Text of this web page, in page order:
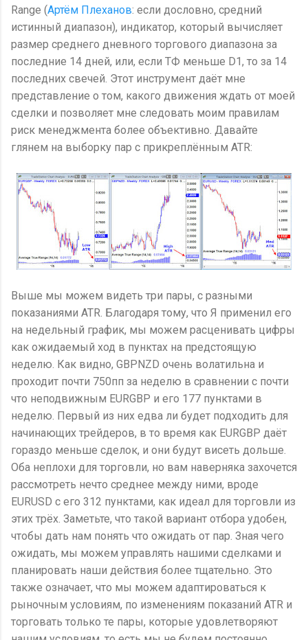
Range (Артём Плеханов: если дословно, средний
истинный диапазон), индикатор, который вычисляет
размер среднего дневного торгового диапазона за
последние 14 дней, или, если ТФ меньше D1, то за 14
последних свечей. Этот инструмент даёт мне
представление о том, какого движения ждать от моей
сделки и позволяет мне следовать моим правилам
риск менеджмента более объективно. Давайте
глянем на выборку пар с прикреплённым ATR:
Выше мы можем видеть три пары, с разными
показаниями ATR. Благодаря тому, что Я применил его
на недельный график, мы можем расценивать цифры
как ожидаемый ход в пунктах на предстоящую
неделю. Как видно, GBPNZD очень волатильна и
проходит почти 750пп за неделю в сравнении с почти
что неподвижным EURGBP и его 177 пунктами в
неделю. Первый из них едва ли будет подходить для
начинающих трейдеров, в то время как EURGBP даёт
гораздо меньше сделок, и они будут висеть дольше.
Оба неплохи для торговли, но вам наверняка захочется
рассмотреть нечто среднее между ними, вроде
EURUSD с его 312 пунктами, как идеал для торговли из
этих трёх. Заметьте, что такой вариант отбора удобен,
чтобы дать нам понять что ожидать от пар. Зная чего
ожидать, мы можем управлять нашими сделками и
планировать наши действия более тщательно. Это
также означает, что мы можем адаптироваться к
рыночным условиям, по изменениям показаний ATR и
торговать только те пары, которые удовлетворяют